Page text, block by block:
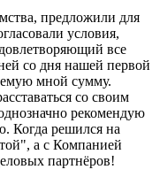
предложили для
условия,
все
со дня нашей первой
мной сумму.
со своим
рекомендую
Когда решился на
а с Компанией
партнёров!